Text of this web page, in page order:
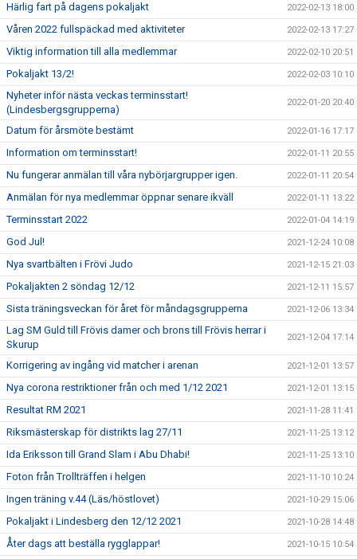
Härlig fart på dagens pokaljakt 2022-02-13 18:00
Våren 2022 fullspäckad med aktiviteter 2022-02-13 17:27
Viktig information till alla medlemmar 2022-02-10 20:51
Pokaljakt 13/2! 2022-02-03 10:10
Nyheter inför nästa veckas terminsstart!
(Lindesbergsgrupperna)
2022-01-20 20:40
Datum för årsmöte bestämt 2022-01-16 17:17
Information om terminsstart! 2022-01-11 20:55
Nu fungerar anmälan till våra nybörjargrupper igen. 2022-01-11 20:54
Anmälan för nya medlemmar öppnar senare ikväll 2022-01-11 13:22
Terminsstart 2022 2022-01-04 14:19
God Jul! 2021-12-24 10:08
Nya svartbälten i Frövi Judo 2021-12-15 21:03
Pokaljakten 2 söndag 12/12 2021-12-11 15:57
Sista träningsveckan för året för måndagsgrupperna 2021-12-06 13:34
Lag SM Guld till Frövis damer och brons till Frövis herrar i
Skurup
2021-12-04 17:14
Korrigering av ingång vid matcher i arenan 2021-12-01 13:57
Nya corona restriktioner från och med 1/12 2021 2021-12-01 13:15
Resultat RM 2021 2021-11-28 11:41
Riksmästerskap för distrikts lag 27/11 2021-11-25 13:12
Ida Eriksson till Grand Slam i Abu Dhabi! 2021-11-25 13:10
Foton från Trollträffen i helgen 2021-11-10 10:24
Ingen träning v.44 (Läs/höstlovet) 2021-10-29 15:06
Pokaljakt i Lindesberg den 12/12 2021 2021-10-28 14:48
Åter dags att beställa rygglappar! 2021-10-15 10:54